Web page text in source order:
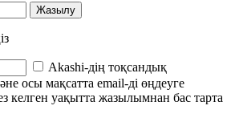
Жазылу
Akashi-дің тоқсандық
осы мақсатта email-ді өңдеуге
келген уақытта жазылымнан бас тарта